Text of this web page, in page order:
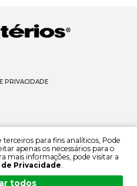
PRIVACIDADE
RESERVADOS
para fins analíticos, Pode
apenas os necessários para o
mais informações, pode visitar a
Privacidade.
todos